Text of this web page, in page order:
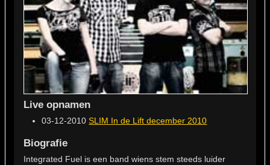
Live opnamen
03-12-2010SLIM In de Lift december 2010
Biografie
Integrated Fuel is een band wiens stem steeds luider